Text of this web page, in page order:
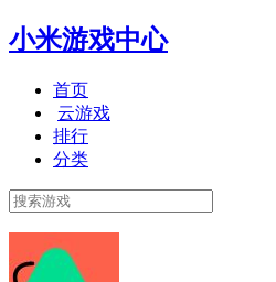
小米游戏中心
首页
云游戏
排行
分类